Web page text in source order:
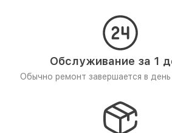
Обслуживание за 1
Обычно ремонт завершается в